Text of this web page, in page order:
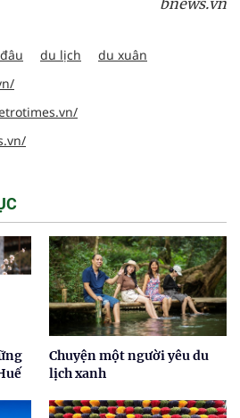
bnews.vn
du lịch
du xuân
Chuyện một người yêu du
lịch xanh